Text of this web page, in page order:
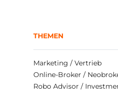
THEMEN
Marketing / Vertrieb
Online-Broker /
Robo Advisor /